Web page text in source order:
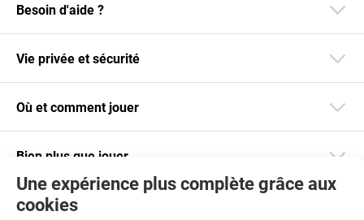
Une expérience plus complète grâce aux
cookies
Besoin d'aide ?
Vie privée et sécurité
Où et comment jouer
Bien plus que jouer